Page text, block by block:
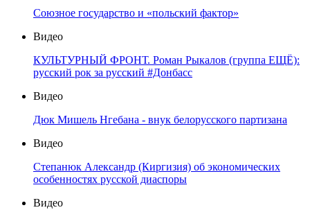
Союзное государство и «польский фактор»
Видео
КУЛЬТУРНЫЙ ФРОНТ. Роман Рыкалов (группа ЕЩЁ):
русский рок за русский #Донбасс
Видео
Дюк Мишель Нгебана - внук белорусского партизана
Видео
Степанюк Александр (Киргизия) об экономических
особенностях русской диаспоры
Видео